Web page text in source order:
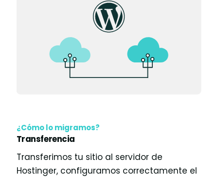
¿Cómo lo migramos?
Transferencia
Transferimos tu sitio al servidor de
Hostinger, configuramos correctamente el